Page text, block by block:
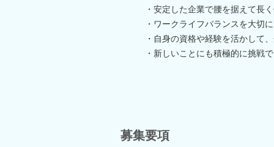
・安定した企業で腰を据えて長
・ワークライフバランスを大切
・自身の資格や経験を活かして
・新しいことにも積極的に挑戦
募集要項